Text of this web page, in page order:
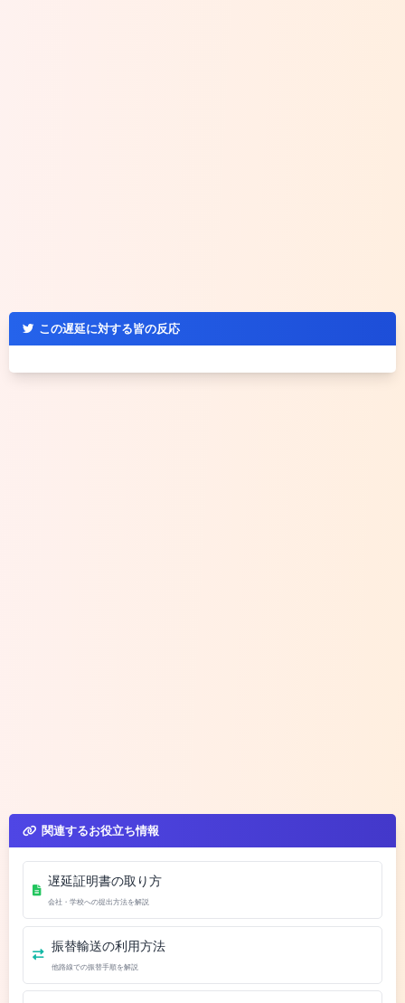
この遅延に対する皆の反応
関連するお役立ち情報
遅延証明書の取り方
会社・学校への提出方法を解説
振替輸送の利用方法
他路線での振替手順を解説